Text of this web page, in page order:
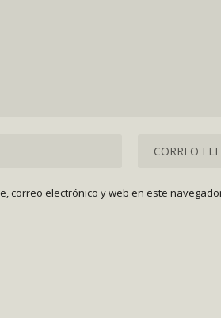
correo electrónico y web en este